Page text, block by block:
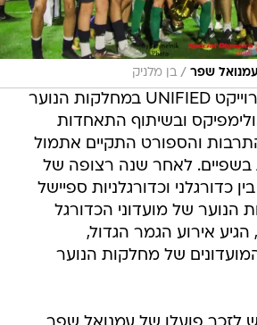
שפר / בן מלניק
אירוע הגמר של פרוייקט UNIFIED במחלקות הנוער
ובשיתוף התאחדות
והספורט התקיים אתמול
בשפיים. לאחר שנה רצופה של
כדורגלני וכדורגלניות ספיישל
הנוער של מועדוני הכדורגל
אירוע הגמר הגדול,
של מחלקות הנוער